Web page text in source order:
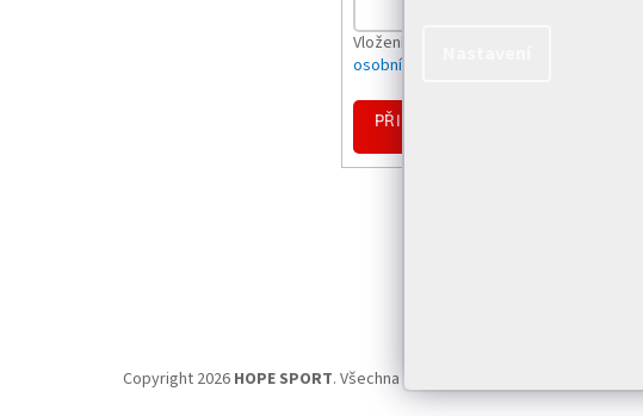
Vložením e-mailu souhlasíte s
osobních údajů
PŘIHLÁSIT
Copyright 2026 HOPE SPORT. Všechna práva vyhrazena.